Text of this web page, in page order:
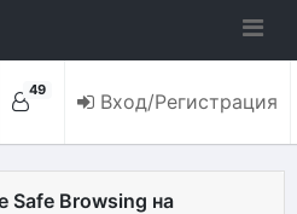
49 Вход/Регистрация
Safe Browsing на